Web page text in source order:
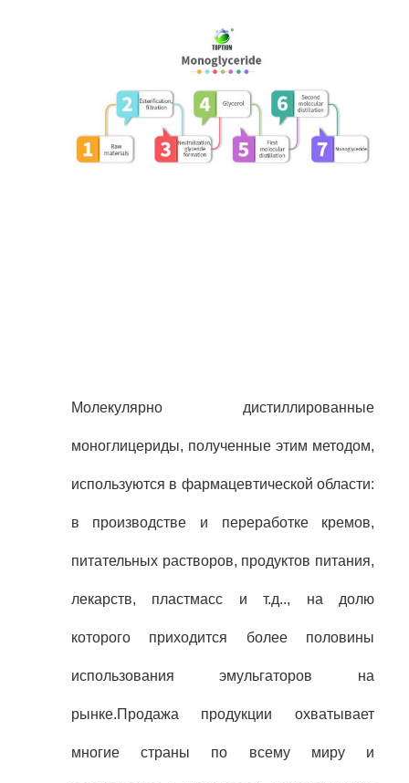
Молекулярно дистиллированные
моноглицериды, полученные этим методом,
используются в фармацевтической области:
в производстве и переработке кремов,
питательных растворов, продуктов питания,
лекарств, пластмасс и т.д.., на долю
которого приходится более половины
использования эмульгаторов на
рынке.Продажа продукции охватывает
многие страны по всему миру и